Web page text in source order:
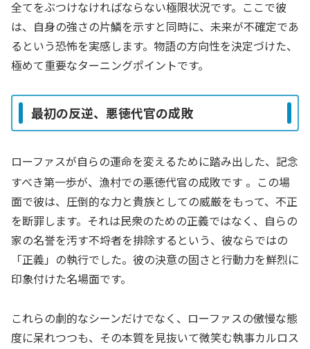
全てをぶつけなければならない極限状況です。ここで彼
は、自身の強さの片鱗を示すと同時に、未来が不確定であ
るという恐怖を実感します。物語の方向性を決定づけた、
極めて重要なターニングポイントです。
最初の反逆、悪徳代官の成敗
ローファスが自らの運命を変えるために踏み出した、記念
すべき第一歩が、漁村での悪徳代官の成敗です 。この場
面で彼は、圧倒的な力と貴族としての威厳をもって、不正
を断罪します。それは民衆のための正義ではなく、自らの
家の名誉を汚す不埒者を排除するという、彼ならではの
「正義」の執行でした。彼の決意の固さと行動力を鮮烈に
印象付けた名場面です。
これらの劇的なシーンだけでなく、ローファスの傲慢な態
度に呆れつつも、その本質を見抜いて微笑む執事カルロス